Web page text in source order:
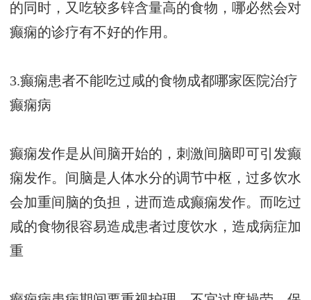
的同时，又吃较多锌含量高的食物，哪必然会对
癫痫的诊疗有不好的作用。
3.癫痫患者不能吃过咸的食物成都哪家医院治疗
癫痫病
癫痫发作是从间脑开始的，刺激间脑即可引发癫
痫发作。间脑是人体水分的调节中枢，过多饮水
会加重间脑的负担，进而造成癫痫发作。而吃过
咸的食物很容易造成患者过度饮水，造成病症加
重